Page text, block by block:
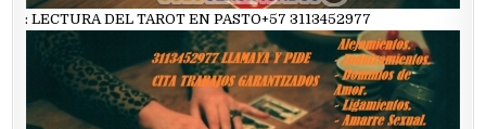
: LECTURA DEL TAROT EN PASTO+57 3113452977